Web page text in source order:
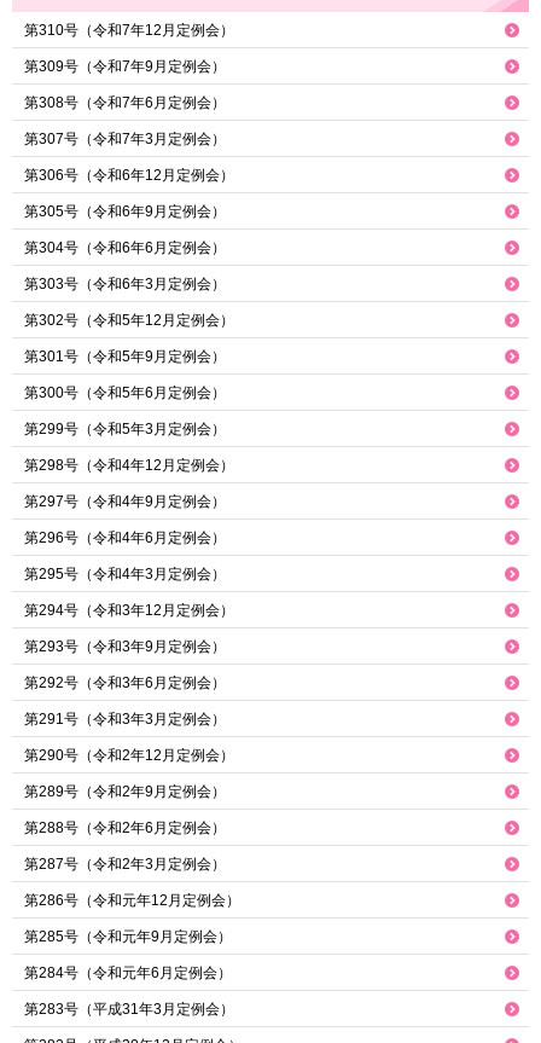
第310号（令和7年12月定例会）
第309号（令和7年9月定例会）
第308号（令和7年6月定例会）
第307号（令和7年3月定例会）
第306号（令和6年12月定例会）
第305号（令和6年9月定例会）
第304号（令和6年6月定例会）
第303号（令和6年3月定例会）
第302号（令和5年12月定例会）
第301号（令和5年9月定例会）
第300号（令和5年6月定例会）
第299号（令和5年3月定例会）
第298号（令和4年12月定例会）
第297号（令和4年9月定例会）
第296号（令和4年6月定例会）
第295号（令和4年3月定例会）
第294号（令和3年12月定例会）
第293号（令和3年9月定例会）
第292号（令和3年6月定例会）
第291号（令和3年3月定例会）
第290号（令和2年12月定例会）
第289号（令和2年9月定例会）
第288号（令和2年6月定例会）
第287号（令和2年3月定例会）
第286号（令和元年12月定例会）
第285号（令和元年9月定例会）
第284号（令和元年6月定例会）
第283号（平成31年3月定例会）